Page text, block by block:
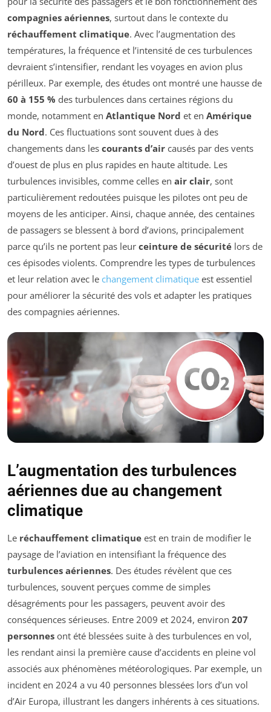
compagnies aériennes, surtout dans le contexte du
réchauffement climatique. Avec l’augmentation des
températures, la fréquence et l’intensité de ces turbulences
devraient s’intensifier, rendant les voyages en avion plus
périlleux. Par exemple, des études ont montré une hausse de
60 à 155 % des turbulences dans certaines régions du
monde, notamment en Atlantique Nord et en Amérique
du Nord. Ces fluctuations sont souvent dues à des
changements dans les courants d’air causés par des vents
d’ouest de plus en plus rapides en haute altitude. Les
turbulences invisibles, comme celles en air clair, sont
particulièrement redoutées puisque les pilotes ont peu de
moyens de les anticiper. Ainsi, chaque année, des centaines
de passagers se blessent à bord d’avions, principalement
parce qu’ils ne portent pas leur ceinture de sécurité lors de
ces épisodes violents. Comprendre les types de turbulences
et leur relation avec le changement climatique est essentiel
pour améliorer la sécurité des vols et adapter les pratiques
des compagnies aériennes.
L’augmentation des turbulences
aériennes due au changement
climatique
Le réchauffement climatique est en train de modifier le
paysage de l’aviation en intensifiant la fréquence des
turbulences aériennes. Des études révèlent que ces
turbulences, souvent perçues comme de simples
désagréments pour les passagers, peuvent avoir des
conséquences sérieuses. Entre 2009 et 2024, environ 207
personnes ont été blessées suite à des turbulences en vol,
les rendant ainsi la première cause d’accidents en pleine vol
associés aux phénomènes météorologiques. Par exemple, un
incident en 2024 a vu 40 personnes blessées lors d’un vol
d’Air Europa, illustrant les dangers inhérents à ces situations.